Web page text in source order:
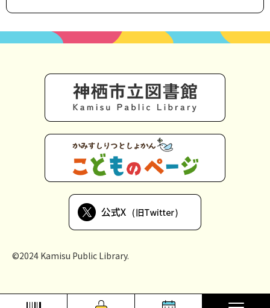
©2024 Kamisu Public Library.